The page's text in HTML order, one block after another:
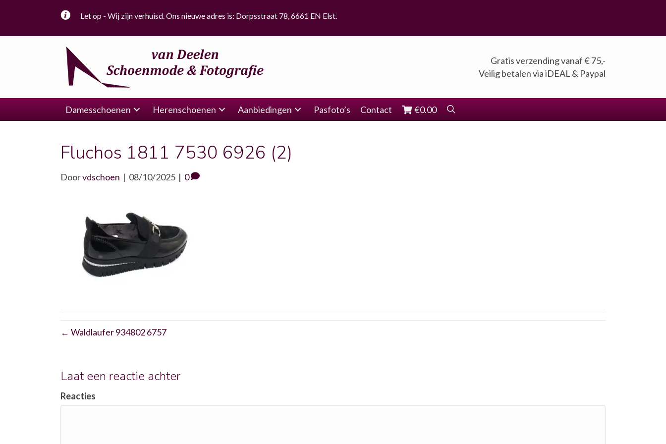
Let op - Wij zijn verhuisd. Ons nieuwe adres is: Dorpsstraat 78, 6661 EN Elst.
Gratis verzending vanaf € 75,-
Veilig betalen via iDEAL & Paypal
Damesschoenen Herenschoenen Aanbiedingen Pasfoto’s Contact €0.00
Fluchos 1811 7530 6926 (2)
Doorvdschoen | 08/10/2025 | 0
← Waldlaufer 934802 6757
Laat een reactie achter
Reacties